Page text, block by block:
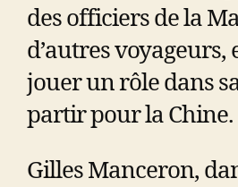
des officiers de la
d’autres voyageurs,
jouer un rôle dans
partir pour la Chine.
Gilles Manceron,